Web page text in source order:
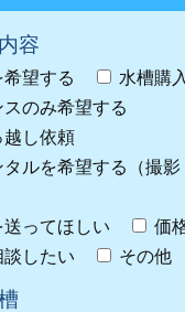
容
望する
水槽購
スのみ希望する
越し依頼
ルを希望する（撮
送ってほしい
価
したい
その他